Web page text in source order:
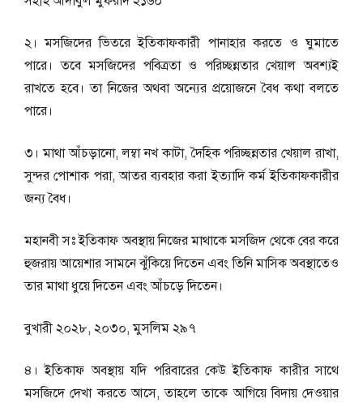
২। মসজিদের ভিতরে ইতিকাফকারী পানাহার করতে ও ঘুমাতে
পারে। তবে মসজিদের পবিত্রতা ও পরিচ্ছন্নতার খেয়াল অবশ্যই
রাখতে হবে। তা নিজের অথবা অন্যের প্রয়োজনে বৈধ কথা বলতে
পারে।
৩। মাথা আঁচড়ানো, লম্বা নখ কাটা, দৈহিক পরিচ্ছন্নতার খেয়াল রাখা,
সুন্দর পোশাক পরা, আতর ব্যবহার করা ইত্যাদি কর্ম ইতিকাফকারীর
জন্য বৈধ।
মহানবী সঃ ইতিকাফ অবস্থায় নিজের মাথাকে মসজিদ থেকে বের করে
হুজরায় আয়েশার সামনে ঝুঁকিয়ে দিতেন এবং তিনি মাসিক অবস্থাতেও
তার মাথা ধুয়ে দিতেন এবং আঁচড়ে দিতেন।
বুখারী ২০২৮, ২০৩০, মুসলিম ২৯৭
৪। ইতিকাফ অবস্থায় যদি পরিবারের কেউ ইতিকাফ কারীর সাথে
মসজিদে দেখা করতে আসে, তাহলে তাকে আগিয়ে বিদায় দেওয়ার